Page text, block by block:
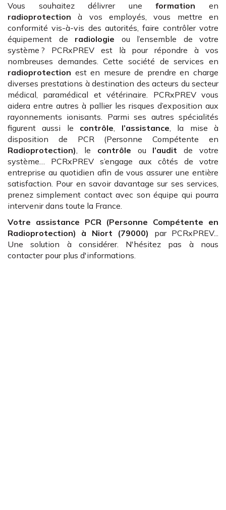
Vous souhaitez délivrer uneformation en
radioprotection à vos employés, vous mettre en
conformité vis-à-vis des autorités, faire contrôler votre
équipement de radiologie ou l’ensemble de votre
système ? PCRxPREV est là pour répondre à vos
nombreuses demandes. Cette société de services en
radioprotection est en mesure de prendre en charge
diverses prestations à destination des acteurs du secteur
médical, paramédical et vétérinaire. PCRxPREV vous
aidera entre autres à pallier les risques d’exposition aux
rayonnements ionisants. Parmi ses autres spécialités
figurent aussi le contrôle, l’assistance, la mise à
disposition de PCR (Personne Compétente en
Radioprotection), le contrôle ou l’audit de votre
système… PCRxPREV s’engage aux côtés de votre
entreprise au quotidien afin de vous assurer une entière
satisfaction. Pour en savoir davantage sur ses services,
prenez simplement contact avec son équipe qui pourra
intervenir dans toute la France.
Votre assistance PCR (Personne Compétente en
Radioprotection)
à Niort (79000)
par PCRxPREV...
Une solution à considérer. N'hésitez pas à nous
contacter pour plus d'informations.